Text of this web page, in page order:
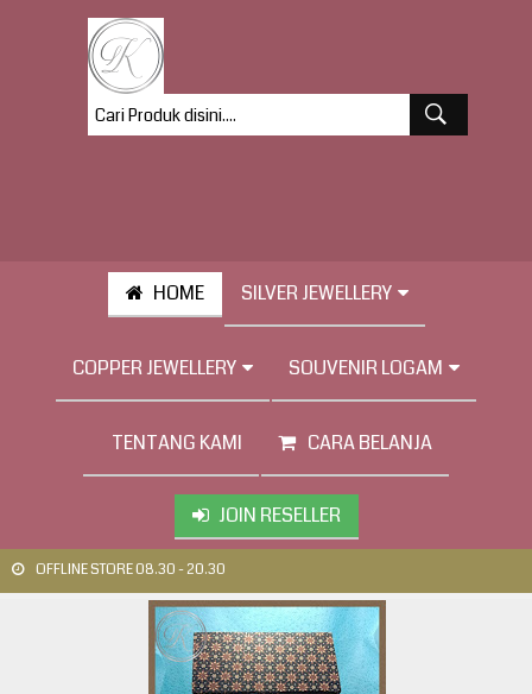
HOME SILVER JEWELLERY
COPPER JEWELLERY SOUVENIR LOGAM
TENTANG KAMI CARA BELANJA
JOIN RESELLER
OFFLINE STORE 08.30 - 20.30